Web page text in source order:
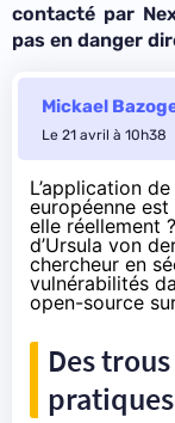
contacté par
pas en danger
Mickael
Le 21 avril à 10h38
L’application
européenne est
elle réellement
d’Ursula von
chercheur en
vulnérabilités
open-source
Des